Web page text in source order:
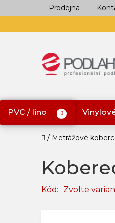
na
Prodejna
PVC / lino
Domů
Metrážové
Kód: Zvolte